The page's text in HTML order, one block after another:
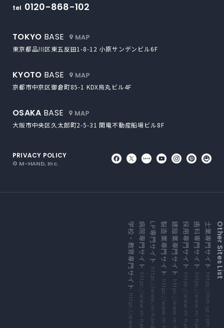
tel 0120-868-102
TOKYO BASE 外部サイトにリンクします
東京都品川区東五反田1-8-12 小原サンデンビル6F
KYOTO BASE 外部サイトにリンクします
京都市中京区御倉町85-1 KDX烏丸ビル4F
OSAKA BASE 外部サイトにリンクします
大阪市中央区久太郎町2-5-31関電不動産船場ビル8F
外部サイトにリンクします
外部サイトにリンクしま
外部サイトにリンク
外部サイトにリ
外部サイト
外部サ
外
PRIVACY POLICY
© M-HAND, Inc.
Other
士業専門サイト
https://mh-sp.com/
外部サイトにリンクします
歯科専門サイト
外部サイトにリンクします
採用専門サイト
外部サイトにリンクします
建設業専門サイト
外部サイトにリンクします
製造業専門サイト
外部サイトにリンクします
LP専門サイト
外部サイトにリンクします
病院専門サイト
外部サイトにリンクします
学校・教育専門サイト
外部サイトにリンクします